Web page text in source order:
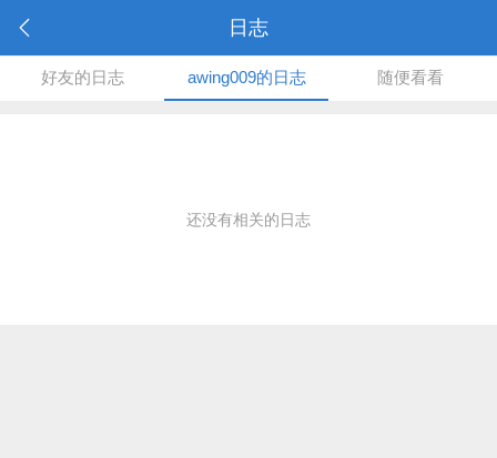
日志
好友的日志 awing009的日志 随便看看
还没有相关的日志